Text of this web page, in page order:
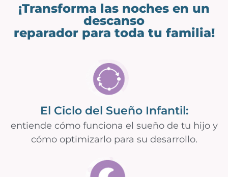
¡Transforma las noches en un
descanso
reparador para toda tu familia!
El Ciclo del Sueño Infantil:
entiende cómo funciona el sueño de tu hijo y
cómo optimizarlo para su desarrollo.